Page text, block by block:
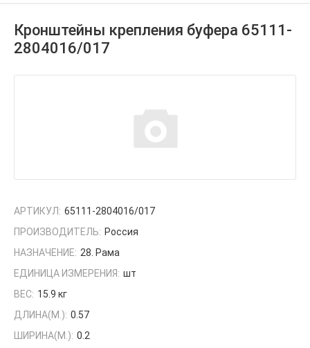
Кронштейны крепления буфера 65111-
2804016/017
АРТИКУЛ: 65111-2804016/017
ПРОИЗВОДИТЕЛЬ: Россия
НАЗНАЧЕНИЕ: 28. Рама
ЕДИНИЦА ИЗМЕРЕНИЯ: шт
ВЕС: 15.9 кг
ДЛИНА(М.): 0.57
ШИРИНА(М.): 0.2